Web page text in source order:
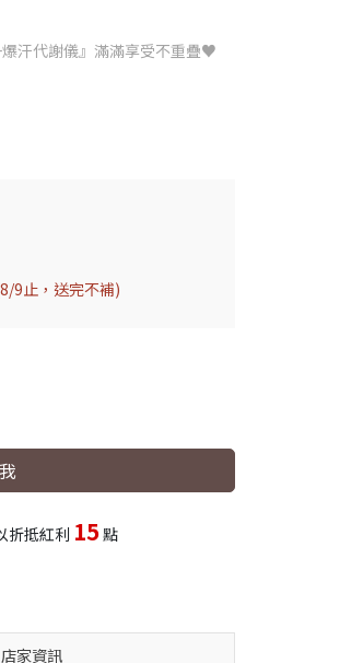
汗代謝儀』滿滿享受不重疊♥
9止，送完不補)
折抵紅利 15點
店家資訊